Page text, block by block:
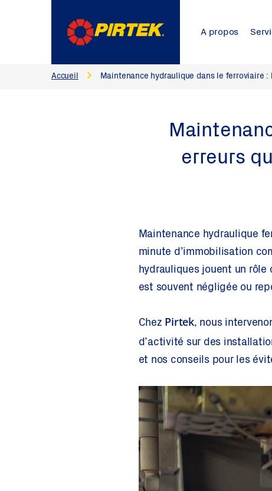
A propos
Accueil Maintenance hydraulique dans le ferroviaire
erreurs
Maintenance hydraulique
minute d’immobilisation
hydrauliques jouent un
est souvent négligée ou
Chez Pirtek, nous
d’activité sur des
et nos conseils pour les